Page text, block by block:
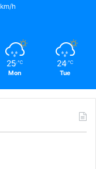
h
25 ℃
Mon
24 ℃
Tue